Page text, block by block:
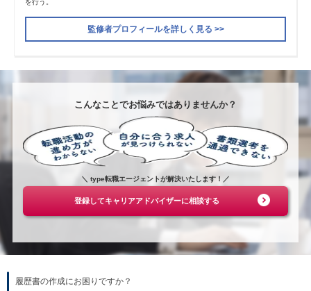
を行う。
監修者プロフィールを詳しく見る >>
こんなことでお悩みではありませんか？
＼ type転職エージェントが解決いたします！／
登録してキャリアアドバイザーに相談する
履歴書の作成にお困りですか？